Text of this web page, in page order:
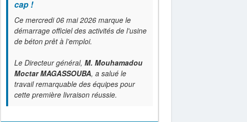
cap !
Ce mercredi 06 mai 2026 marque le
démarrage officiel des activités de l'usine
de béton prêt à l’emploi.
Le Directeur général, M. Mouhamadou
Moctar MAGASSOUBA, a salué le
travail remarquable des équipes pour
cette première livraison réussie.